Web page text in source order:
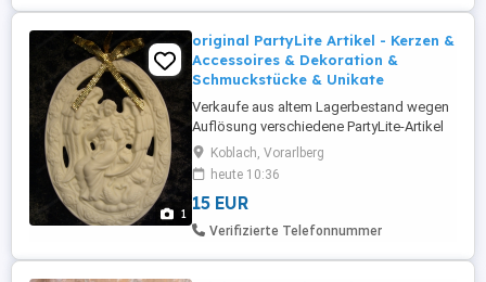
1
original PartyLite Artikel - Kerzen &
Accessoires & Dekoration &
Schmuckstücke & Unikate
Verkaufe aus altem Lagerbestand wegen
Auflösung verschiedene PartyLite-Artikel
mit stark reduziertem Verkaufspreis (ca
30-50% vom Neupreis). Es handelt sich um
Neuware und sie wurden in der
Originalverpackung trocken gelagert. Die
Artikel sind aktuell nicht mehr auf
Angeboten ...
Koblach, Vorarlberg
heute 10:36
15 EUR
Verifizierte Telefonnummer